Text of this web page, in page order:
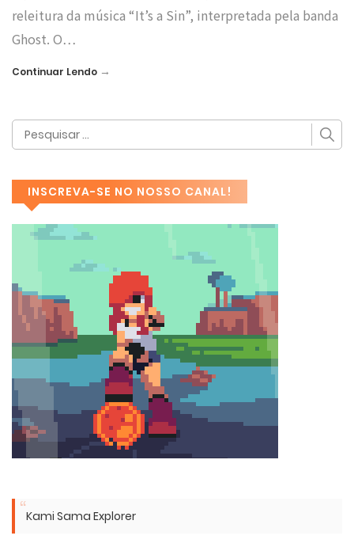
releitura da música “It’s a Sin”, interpretada pela banda
Ghost. O…
Continuar Lendo →
INSCREVA-SE NO NOSSO CANAL!
Kami Sama Explorer